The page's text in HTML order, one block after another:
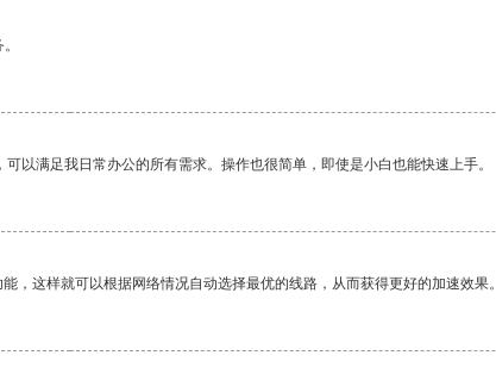
以满足我日常办公的所有需求。操作也很简单，即使是小白也能快速上手。
这样就可以根据网络情况自动选择最优的线路，从而获得更好的加速效果。